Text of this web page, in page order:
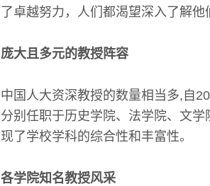
了卓越努力，人们都渴望深入了解他
庞大且多元的教授阵容
中国人大资深教授的数量相当多,自
分别任职于历史学院、法学院、文
现了学校学科的综合性和丰富性。
各学院知名教授风采